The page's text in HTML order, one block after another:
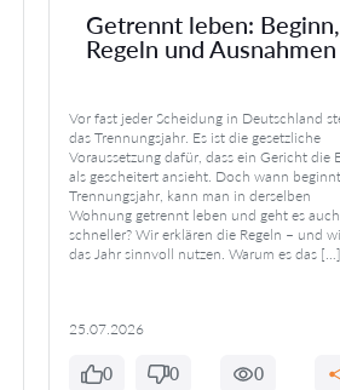
Getrennt leben: Beginn,
Regeln und Ausnahmen
Vor fast jeder Scheidung in Deutschland
das Trennungsjahr. Es ist die gesetzliche
Voraussetzung dafür, dass ein Gericht die
als gescheitert ansieht. Doch wann
Trennungsjahr, kann man in derselben
Wohnung getrennt leben und geht es auch
schneller? Wir erklären die Regeln – und
das Jahr sinnvoll nutzen. Warum es das […]
25.07.2026
0 0 0